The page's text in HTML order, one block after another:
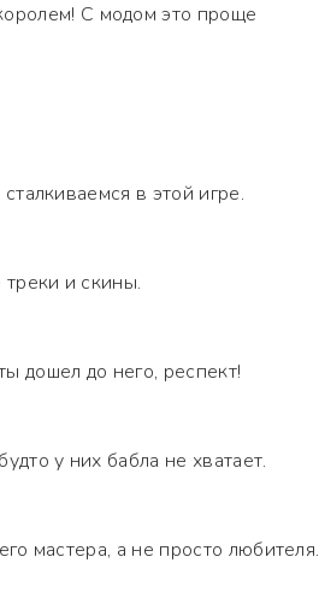
С модом это проще
в этой игре.
и скины.
дошел до него, респект!
у них бабла не хватает.
мастера, а не просто любителя.